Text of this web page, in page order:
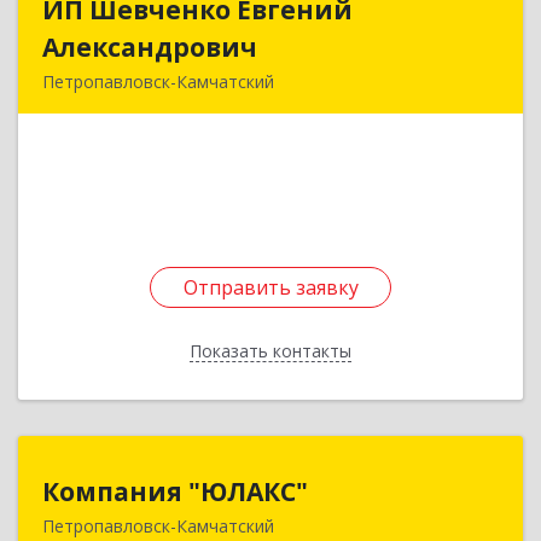
ИП Шевченко Евгений
Александрович
Петропавловск-Камчатский
Отправить заявку
Показать контакты
ИП Шевченко Евгений
Отправить заявку
Назад
Компания "ЮЛАКС"
Петропавловск-Камчатский
683000, Камчатский край, Петропавловск-